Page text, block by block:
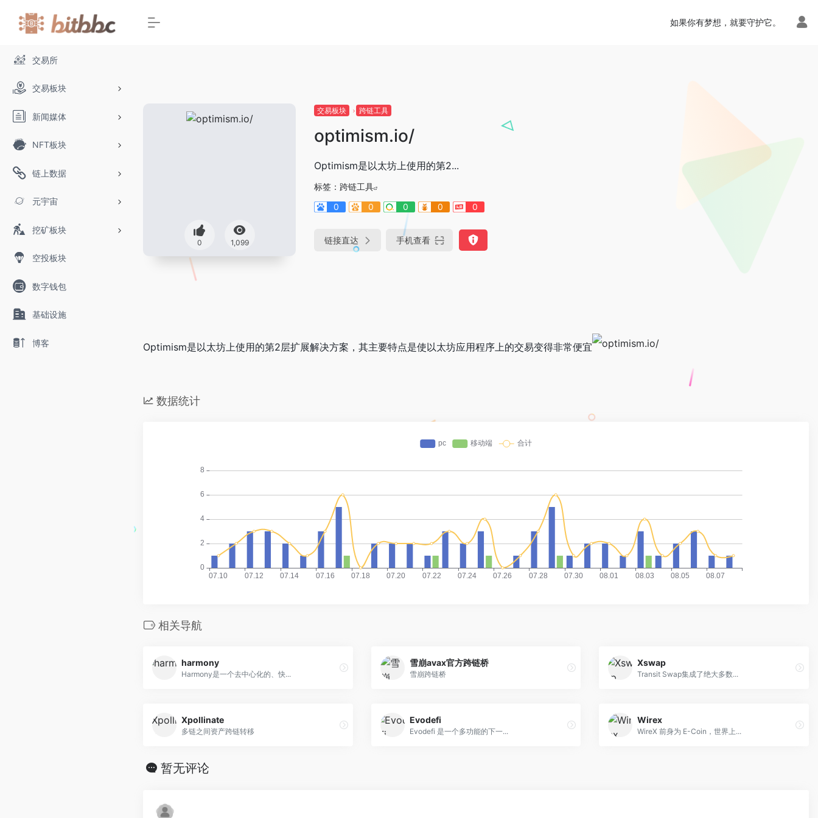
交易所
交易板块
新闻媒体
NFT板块
链上数据
元宇宙
挖矿板块
空投板块
数字钱包
基础设施
博客
如果你有梦想，就要守护它。
0 1,099
交易板块 跨链工具
optimism.io/
Optimism是以太坊上使用的第2...
标签： 跨链工具
0
0 0 0 0
链接直达 手机查看
Optimism是以太坊上使用的第2层扩展解决方案，其主要特点是使以太坊应用程序上的交易变得非常便宜
数据统计
相关导航
harmony
Harmony是一个去中心化的、快...
雪崩avax官方跨链桥
雪崩跨链桥
Xswap
Transit Swap集成了绝大多数...
Xpollinate
多链之间资产跨链转移
Evodefi
Evodefi 是一个多功能的下一...
Wirex
WireX 前身为 E-Coin，世界上...
暂无评论